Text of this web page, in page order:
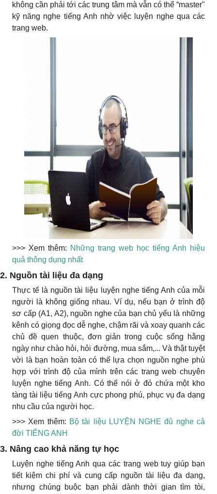
không cần phải tới các trung tâm mà vẫn có thể “master"
kỹ năng nghe tiếng Anh nhờ việc luyện nghe qua các
trang web.
>>> Xem thêm: Những trang web học tiếng Anh hiệu
quả thông dụng nhất
2. Nguồn tài liệu đa dạng
Thực tế là nguồn tài liệu luyện nghe tiếng Anh của mỗi
người là không giống nhau. Ví dụ, nếu bạn ở trình độ
sơ cấp (A1, A2), nguồn nghe của bạn chủ yếu là những
kênh có giọng đọc dễ nghe, chậm rãi và xoay quanh các
chủ đề quen thuộc, đơn giản trong cuộc sống hằng
ngày như chào hỏi, hỏi đường, mua sắm,... Và thật tuyệt
vời là bạn hoàn toàn có thể lựa chọn nguồn nghe phù
hợp với trình độ của mình trên các trang web chuyên
luyện nghe tiếng Anh. Có thể nói ở đó chứa một kho
tàng tài liệu tiếng Anh cực phong phú, phục vụ đa dạng
nhu cầu của người học.
>>> Xem thêm: Bộ tài liệu LUYỆN NGHE đủ nghe cả
đời TIẾNG ANH
3. Nâng cao khả năng tự học
Luyện nghe tiếng Anh qua các trang web tuy giúp bạn
tiết kiệm chi phí và cung cấp nguồn tài liệu đa dạng,
nhưng chúng buộc bạn phải dành thời gian tìm tòi,